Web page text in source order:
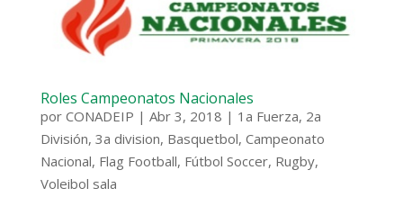
Roles Campeonatos Nacionales
por CONADEIP | Abr 3, 2018 | 1a Fuerza, 2a
División, 3a division, Basquetbol, Campeonato
Nacional, Flag Football, Fútbol Soccer, Rugby,
Voleibol sala